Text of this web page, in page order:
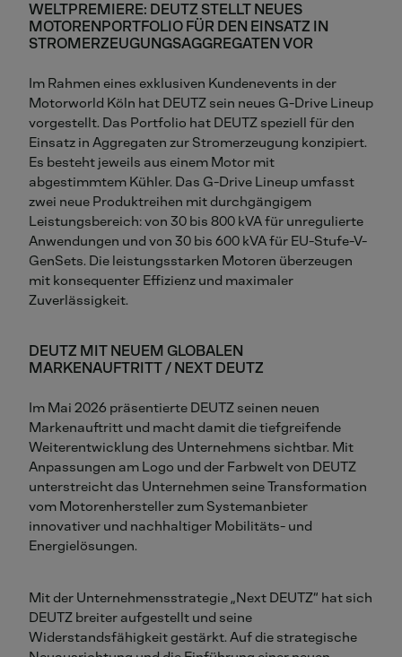
WELTPREMIERE: DEUTZ STELLT NEUES
MOTORENPORTFOLIO FÜR DEN EINSATZ IN
STROMERZEUGUNGSAGGREGATEN VOR
Im Rahmen eines exklusiven Kundenevents in der
Motorworld Köln hat DEUTZ sein neues G-Drive Lineup
vorgestellt. Das Portfolio hat DEUTZ speziell für den
Einsatz in Aggregaten zur Stromerzeugung konzipiert.
Es besteht jeweils aus einem Motor mit
abgestimmtem Kühler. Das G-Drive Lineup umfasst
zwei neue Produktreihen mit durchgängigem
Leistungsbereich: von 30 bis 800 kVA für unregulierte
Anwendungen und von 30 bis 600 kVA für EU-Stufe-V-
GenSets. Die leistungsstarken Motoren überzeugen
mit konsequenter Effizienz und maximaler
Zuverlässigkeit.
DEUTZ MIT NEUEM GLOBALEN
MARKENAUFTRITT / NEXT DEUTZ
Im Mai 2026 präsentierte DEUTZ seinen neuen
Markenauftritt und macht damit die tiefgreifende
Weiterentwicklung des Unternehmens sichtbar. Mit
Anpassungen am Logo und der Farbwelt von DEUTZ
unterstreicht das Unternehmen seine Transformation
vom Motorenhersteller zum Systemanbieter
innovativer und nachhaltiger Mobilitäts- und
Energielösungen.
Mit der Unternehmensstrategie „Next DEUTZ“ hat sich
DEUTZ breiter aufgestellt und seine
Widerstandsfähigkeit gestärkt. Auf die strategische